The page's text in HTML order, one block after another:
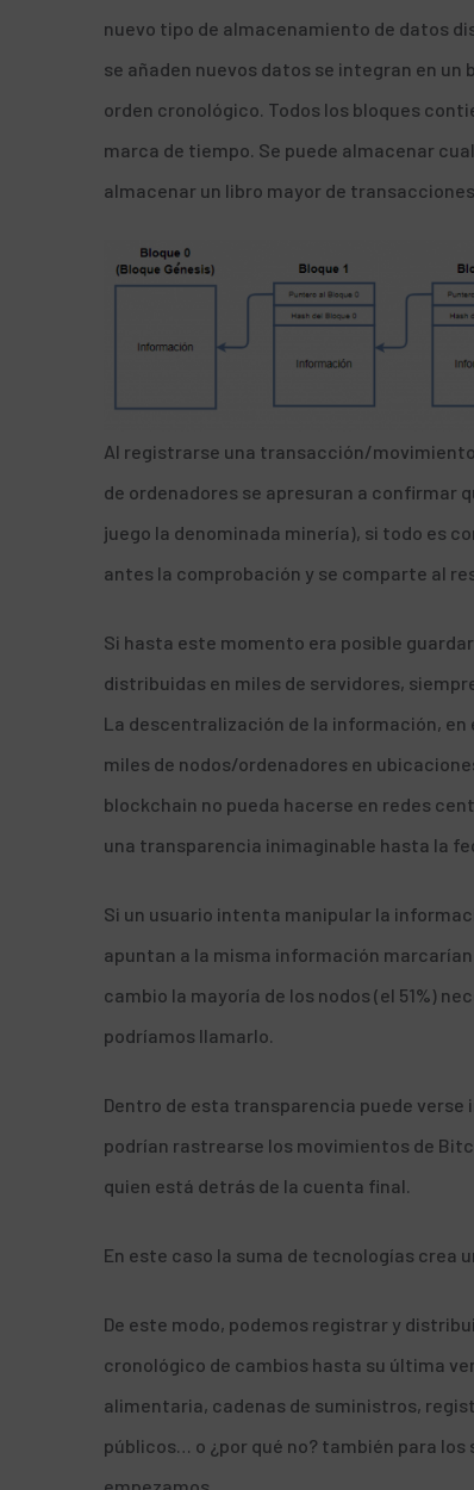
nuevo tipo de almacenamiento de datos
se añaden nuevos datos se integran en un
orden cronológico. Todos los bloques
marca de tiempo. Se puede almacenar
almacenar un libro mayor de
Al registrarse una transacción/
de ordenadores se apresuran a confirmar
juego la denominada minería), si todo es
antes la comprobación y se comparte al
Si hasta este momento era posible
distribuidas en miles de servidores,
La descentralización de la información,
miles de nodos/ordenadores en
blockchain no pueda hacerse en redes
una transparencia inimaginable hasta la
Si un usuario intenta manipular la
apuntan a la misma información
cambio la mayoría de los nodos (el 51%)
podríamos llamarlo.
Dentro de esta transparencia puede verse
podrían rastrearse los movimientos de
quien está detrás de la cuenta final.
En este caso la suma de tecnologías crea
De este modo, podemos registrar y
cronológico de cambios hasta su última
alimentaria, cadenas de suministros,
públicos… o ¿por qué no? también para los